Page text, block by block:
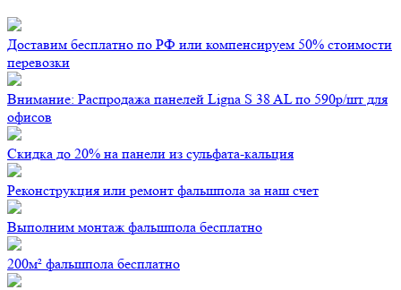
Доставим бесплатно по РФ или компенсируем 50% стоимости
перевозки
Внимание: Распродажа панелей Ligna S 38 AL по 590р/шт для
офисов
Скидка до 20% на панели из сульфата-кальция
Реконструкция или ремонт фальшпола за наш счет
Выполним монтаж фальшпола бесплатно
200м² фальшпола бесплатно